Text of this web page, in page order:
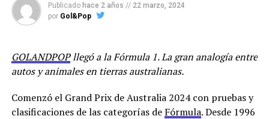
Publicado hace 2 años // 22 marzo, 2024
por Gol&Pop
GOLANDPOPllegó a la Fórmula 1. La gran analogía entre
autos y animales en tierras australianas.
Comenzó el Grand Prix de Australia 2024 con pruebas y
clasificaciones de las categorías de Fórmula. Desde 1996